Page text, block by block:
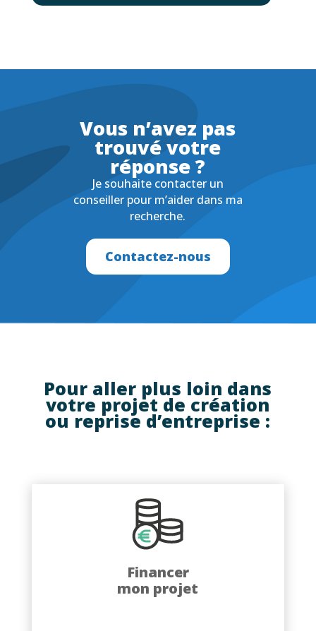
Vous n’avez pas
trouvé votre
réponse ?
Je souhaite contacter un
conseiller pour m’aider dans ma
recherche.
Contactez-nous
Pour aller plus loin dans
votre projet de création
ou reprise d’entreprise :
Financer
mon projet